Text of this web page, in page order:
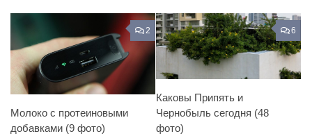
2
Молоко с протеиновыми
добавками (9 фото)
6
Каковы Припять и
Чернобыль сегодня (48
фото)